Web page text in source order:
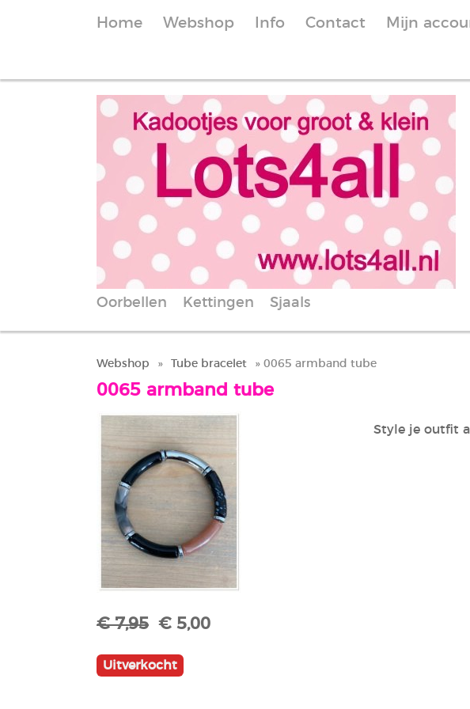
Home Webshop Info Contact Mijn
Oorbellen Kettingen Sjaals
Webshop » Tube bracelet » 0065 armband tube
0065 armband tube
Style je outfit
€ 7,95 € 5,00
Uitverkocht